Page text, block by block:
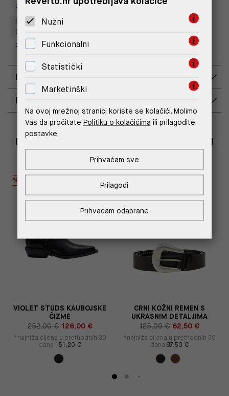
Replay Store, Supernova Zadar
Replay Outlet Store, Designer
Outlet Croatia
Replay Outlet Store, Split
DOSTAVA
POVRAT I ZAMJENA
UPOTPUNITE ODJEVNU KOMBINACIJU
%
VIOLET STUDS KAUBOJSKE
ČIZME
252,00 € 126,00 €
*najniža cijena u prethodnih 30
dana 151,20 €
%
CRNI KOŽNI REMEN S
UKRASNIM DETALJIMA
125,00 € 62,50 €
*najniža cijena u prethodnih 30
dana 87,50 €
Nužni
Funkcionalni
Statistički
Marketinški
Na ovoj mrežnoj stranici koriste se kolačići. Molimo
Vas da pročitate Politiku o kolačićima ili prilagodite
postavke.
Prihvaćam odabrane
Prilagodi
Prihvaćam sve